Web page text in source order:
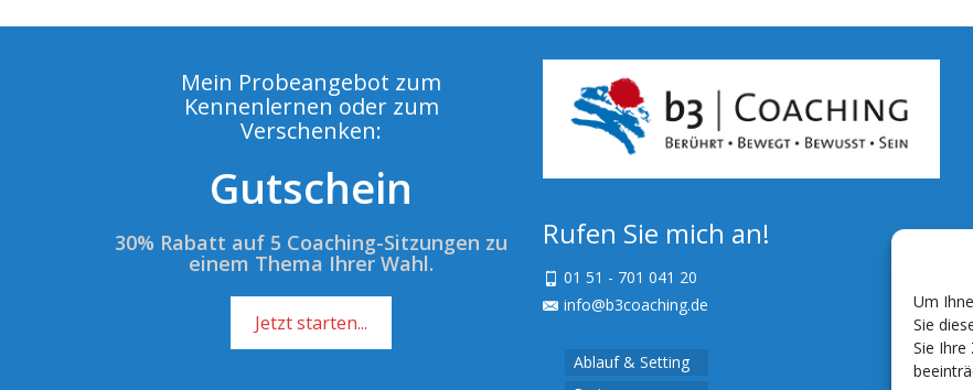
Um
Sie
Sie
Mein Probeangebot zum
Kennenlernen oder zum
Verschenken:
Gutschein
30% Rabatt auf 5 Coaching-Sitzungen zu
einem Thema Ihrer Wahl.
Jetzt starten...
Rufen Sie mich an!
01 51 - 701 041 20
info@b3coaching.de
Ablauf & Setting